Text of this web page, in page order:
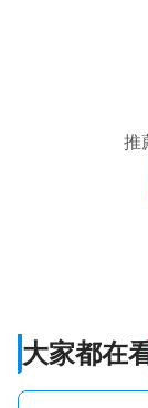
推
大家都在